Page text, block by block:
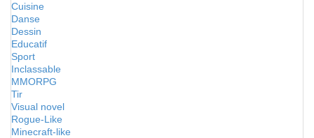
Cuisine
Danse
Dessin
Educatif
Sport
Inclassable
MMORPG
Tir
Visual novel
Rogue-Like
Minecraft-like